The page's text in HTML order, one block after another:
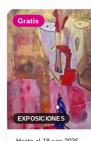
Gratis
EXPOSICIONES